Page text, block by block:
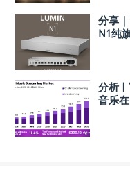
分享
N1纯
分析 |
音乐